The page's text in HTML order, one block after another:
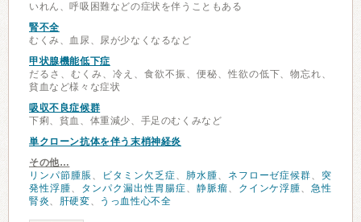
いれん、呼吸困難などの症状を伴うこともある
腎不全
むくみ、血尿、尿が少なくなるなど
甲状腺機能低下症
だるさ、むくみ、冷え、食欲不振、便秘、性欲の低下、物忘れ、
貧血など様々な症状
吸収不良症候群
下痢、貧血、体重減少、手足のむくみなど
単クローン抗体を伴う末梢神経炎
その他…
リンパ節腫脹 、 ビタミン欠乏症、 肺水腫、 ネフローゼ症候群、 突
発性浮腫、 タンパク漏出性胃腸症、 静脈瘤、 クインケ浮腫、急性
腎炎、 肝硬変、 うっ血性心不全